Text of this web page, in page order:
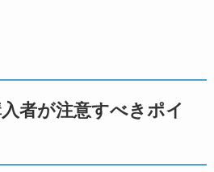
者が注意すべきポイ